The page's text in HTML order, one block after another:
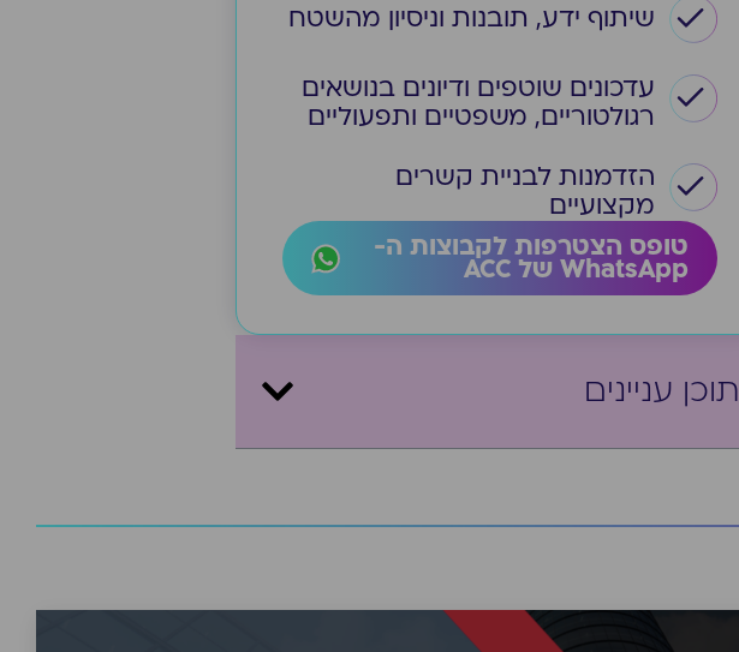
שיתוף ידע, תובנות וניסיון מהשטח
עדכונים שוטפים ודיונים בנושאים
רגולטוריים, משפטיים ותפעוליים
הזדמנות לבניית קשרים
מקצועיים
טופס הצטרפות לקבוצות ה-
WhatsApp של ACC
תוכן עניינים